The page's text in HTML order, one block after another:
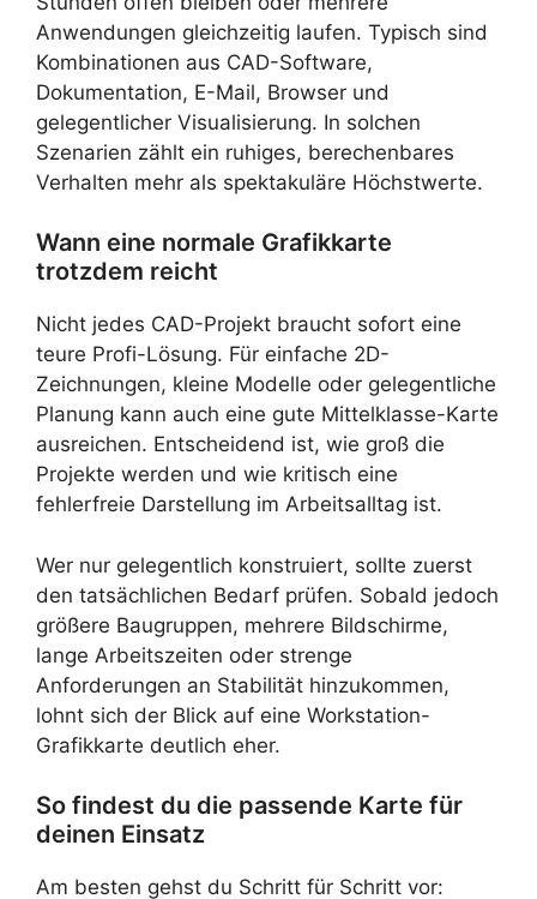
Anwendungen gleichzeitig laufen. Typisch sind
Kombinationen aus CAD-Software,
Dokumentation, E-Mail, Browser und
gelegentlicher Visualisierung. In solchen
Szenarien zählt ein ruhiges, berechenbares
Verhalten mehr als spektakuläre Höchstwerte.
Wann eine normale Grafikkarte
trotzdem reicht
Nicht jedes CAD-Projekt braucht sofort eine
teure Profi-Lösung. Für einfache 2D-
Zeichnungen, kleine Modelle oder gelegentliche
Planung kann auch eine gute Mittelklasse-Karte
ausreichen. Entscheidend ist, wie groß die
Projekte werden und wie kritisch eine
fehlerfreie Darstellung im Arbeitsalltag ist.
Wer nur gelegentlich konstruiert, sollte zuerst
den tatsächlichen Bedarf prüfen. Sobald jedoch
größere Baugruppen, mehrere Bildschirme,
lange Arbeitszeiten oder strenge
Anforderungen an Stabilität hinzukommen,
lohnt sich der Blick auf eine Workstation-
Grafikkarte deutlich eher.
So findest du die passende Karte für
deinen Einsatz
Am besten gehst du Schritt für Schritt vor: